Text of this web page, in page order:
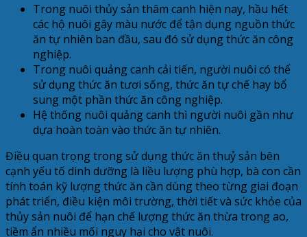
Trong nuôi thủy sản thâm canh hiện nay, hầu hết
các hộ nuôi gây màu nước để tận dụng nguồn thức
ăn tự nhiên ban đầu, sau đó sử dụng thức ăn công
nghiệp.
Trong nuôi quảng canh cải tiến, người nuôi có thể
sử dụng thức ăn tươi sống, thức ăn tự chế hay bổ
sung một phần thức ăn công nghiệp.
Hệ thống nuôi quảng canh thì người nuôi gần như
dựa hoàn toàn vào thức ăn tự nhiên.
Điều quan trọng trong sử dụng thức ăn thuỷ sản bên
cạnh yếu tố dinh dưỡng là liều lượng phù hợp, bà con cần
tính toán kỹ lượng thức ăn cần dùng theo từng giai đoạn
phát triển, điều kiện môi trường, thời tiết và sức khỏe của
thủy sản nuôi để hạn chế lượng thức ăn thừa trong ao,
tiềm ẩn nhiều mối nguy hại cho vật nuôi.